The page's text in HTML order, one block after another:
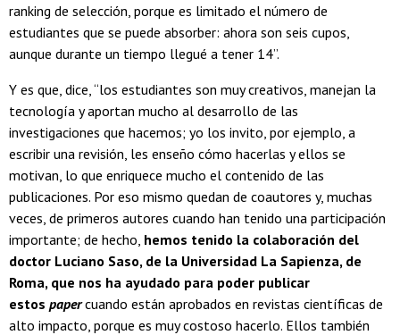
ranking de selección, porque es limitado el número de
estudiantes que se puede absorber: ahora son seis cupos,
aunque durante un tiempo llegué a tener 14”.
Y es que, dice, “los estudiantes son muy creativos, manejan la
tecnología y aportan mucho al desarrollo de las
investigaciones que hacemos; yo los invito, por ejemplo, a
escribir una revisión, les enseño cómo hacerlas y ellos se
motivan, lo que enriquece mucho el contenido de las
publicaciones. Por eso mismo quedan de coautores y, muchas
veces, de primeros autores cuando han tenido una participación
importante; de hecho, hemos tenido la colaboración del
doctor Luciano Saso, de la Universidad La Sapienza, de
Roma, que nos ha ayudado para poder publicar
estos papercuando están aprobados en revistas científicas de
alto impacto, porque es muy costoso hacerlo. Ellos también